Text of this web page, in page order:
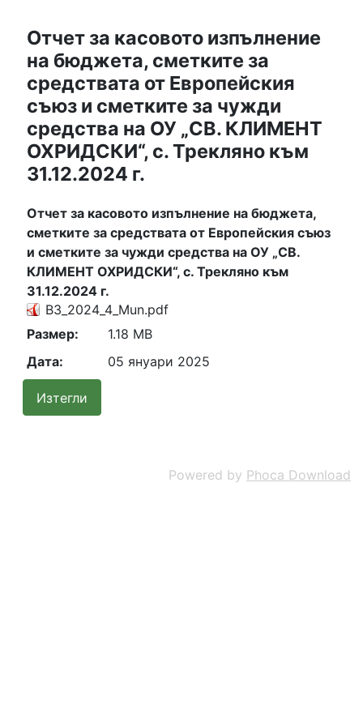
Отчет за касовото изпълнение
на бюджета, сметките за
средствата от Европейския
съюз и сметките за чужди
средства на ОУ „СВ. КЛИМЕНТ
ОХРИДСКИ“, с. Трекляно към
31.12.2024 г.
Отчет за касовото изпълнение на бюджета,
сметките за средствата от Европейския съюз
и сметките за чужди средства на ОУ „СВ.
КЛИМЕНТ ОХРИДСКИ“, с. Трекляно към
31.12.2024 г.
B3_2024_4_Mun.pdf
Размер:
1.18 MB
Дата:
05 януари 2025
Powered by Phoca Download